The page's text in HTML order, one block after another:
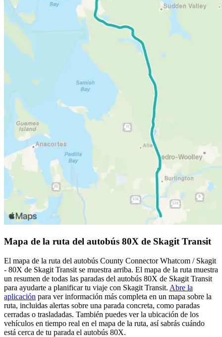
Mapa de la ruta del autobús 80X de Skagit Transit
El mapa de la ruta del autobús County Connector Whatcom / Skagit
- 80X de Skagit Transit se muestra arriba. El mapa de la ruta muestra
un resumen de todas las paradas del autobús 80X de Skagit Transit
para ayudarte a planificar tu viaje con Skagit Transit. Abre la
aplicación para ver información más completa en un mapa sobre la
ruta, incluidas alertas sobre una parada concreta, como paradas
cerradas o trasladadas. También puedes ver la ubicación de los
vehículos en tiempo real en el mapa de la ruta, así sabrás cuándo
está cerca de tu parada el autobús 80X.